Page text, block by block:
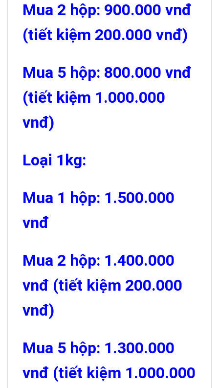
Mua 2 hộp: 900.000 vnđ
(tiết kiệm 200.000 vnđ)
Mua 5 hộp: 800.000 vnđ
(tiết kiệm 1.000.000
vnđ)
Loại 1kg:
Mua 1 hộp: 1.500.000
vnđ
Mua 2 hộp: 1.400.000
vnđ (tiết kiệm 200.000
vnđ)
Mua 5 hộp: 1.300.000
vnđ (tiết kiệm 1.000.000